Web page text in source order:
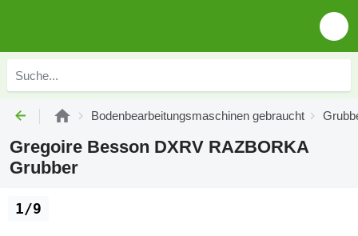
Bodenbearbeitungsmaschinen gebraucht
Gregoire Besson DXRV RAZBORKA
Grubber
1/9